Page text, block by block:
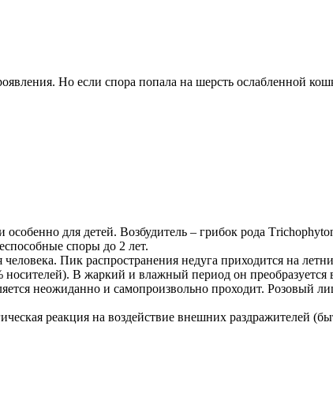
Но если спора попала на шерсть ослабленной
для детей. Возбудитель – грибок рода
споры до 2 лет.
Пик распространения недуга приходится на
В жаркий и влажный период он преобразуется
неожиданно и самопроизвольно проходит. Розовый
реакция на воздействие внешних раздражителей